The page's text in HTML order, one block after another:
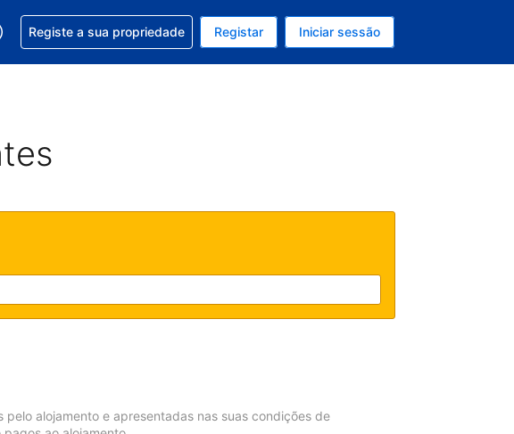
A sua moeda atual é Dólar dos EUA
seu idioma. O seu idioma atual é Português
Obtenha ajuda com a sua reserva
Registe a sua propriedade Registar Iniciar sessão
alojamento e apresentadas nas suas condições de